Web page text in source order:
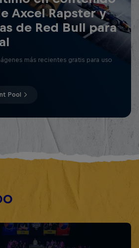
Axcel Rapster y
de Red Bull para
más recientes gratis para uso
Pool